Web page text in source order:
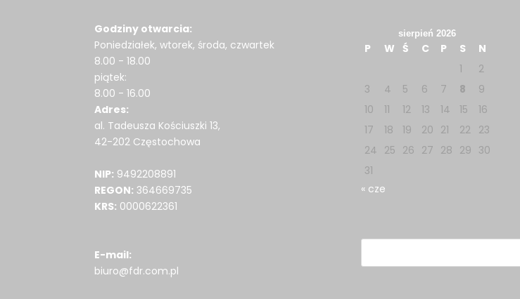
Godziny otwarcia:
Poniedziałek, wtorek, środa, czwartek
8.00 - 18.00
piątek:
8.00 - 16.00
Adres:
al. Tadeusza Kościuszki 13,
42-202 Częstochowa
NIP: 9492208891
REGON: 364669735
KRS: 0000622361
E-mail:
biuro@fdr.com.pl
sierpień 2026
P W Ś C P S
N
1
2
3
4 5 6 7 8
9
10
11 12 13 14 15
16
17
18 19 20 21 22
23
24 25 26 27 28 29 30
31
« cze